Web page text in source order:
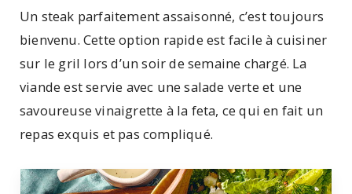
Un steak parfaitement assaisonné, c’est toujours
bienvenu. Cette option rapide est facile à cuisiner
sur le gril lors d’un soir de semaine chargé. La
viande est servie avec une salade verte et une
savoureuse vinaigrette à la feta, ce qui en fait un
repas exquis et pas compliqué.